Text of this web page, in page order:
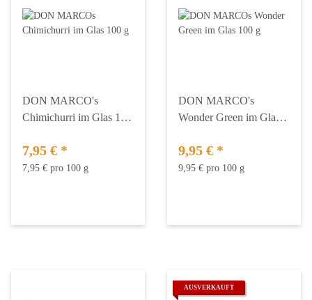
DON MARCO's
Chimichurri im Glas 100
7,95 € *
7,95 € pro 100 g
DON MARCO's
Wonder Green im Glas
9,95 € *
9,95 € pro 100 g
AUSVERKAUFT